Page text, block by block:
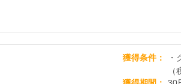
獲得条件
・